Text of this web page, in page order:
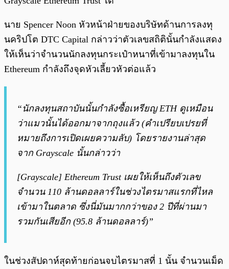
นาย Spencer Noon หัวหน้าฝ่ายของบริษัทด้านการลงทุ
นคริปโต DTC Capital กล่าวว่าตัวเลขสถิตินั้นกำลังแสดง
ให้เห็นว่าจำนวนนักลงทุนกระเป๋าหนาที่เข้ามาลงทุนใน
Ethereum กำลังถึงจุดหัวเลี้ยวหัวต่อแล้ว
“นักลงทุนสถาบันนั้นกำลังซื้อเหรียญ ETH ดูเหมือน
ว่าแมวนั้นได้ออกมาจากถุงแล้ว (คำเปรียบเปรยที่
หมายถึงการเปิดเผยความลับ) โดยรายงานล่าสุด
จาก Grayscale นั้นกล่าวว่า
[Grayscale] Ethereum Trust เผยให้เห็นถึงตัวเลข
จำนวน 110 ล้านดอลลาร์ในช่วงไตรมาสแรกที่ไหล
เข้ามาในตลาด ซึ่งนี่มันมากกว่าของ 2 ปีที่ผ่านมา
รวมกันเสียอีก (95.8 ล้านดอลลาร์)”
ในช่วงสัปดาห์สุดท้ายก่อนจบไตรมาสที่ 1 นั้น จำนวนเม็ด